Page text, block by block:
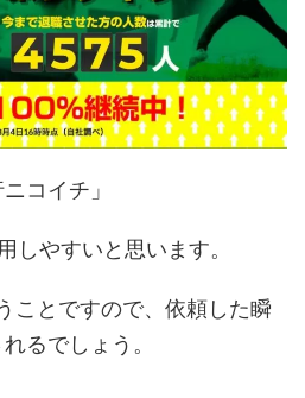
コイチ」
しやすいと思います。
ことですので、依頼した瞬
るでしょう。